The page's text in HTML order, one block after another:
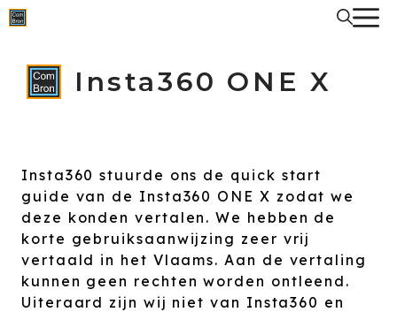
Spring
naar
inhoud
Insta360 ONE X
Insta360 stuurde ons de quick start
guide van de Insta360 ONE X zodat we
deze konden vertalen. We hebben de
korte gebruiksaanwijzing zeer vrij
vertaald in het Vlaams. Aan de vertaling
kunnen geen rechten worden ontleend.
Uiteraard zijn wij niet van Insta360 en